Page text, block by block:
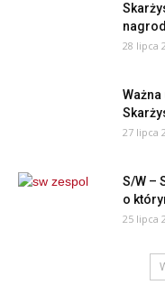
28 lipca
27 lipca
S/W –
o
25 lipca